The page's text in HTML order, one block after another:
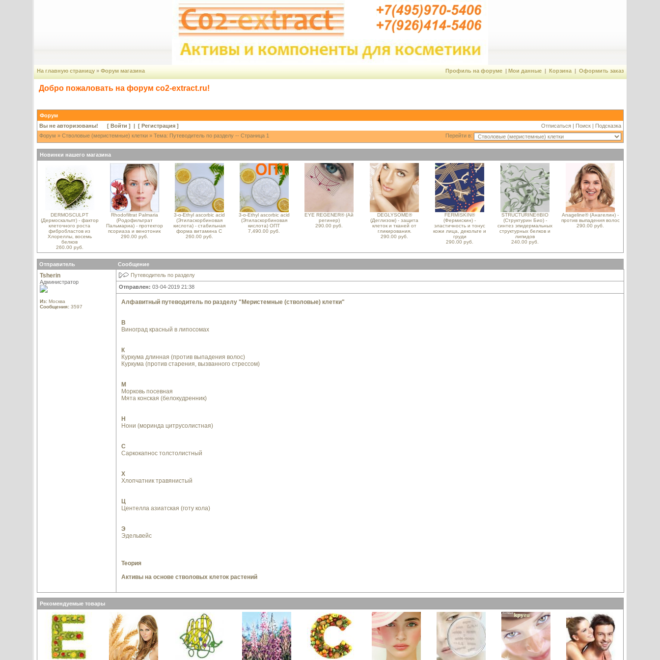
На главную страницу» Форум магазина Профиль на форуме| Мои данные| Корзина| Оформить заказ
Добро пожаловать на форум co2-extract.ru!
Форум
Вы не авторизованы! [ Войти ] | [ Регистрация] Отписаться| Поиск| Подсказка
Форум » Стволовые (меристемные) клетки» Тема: Путеводитель по разделу -- Страница 1 Перейти в:
Новинки нашего магазина
DERMOSCULPT
(Дермоскальпт) - фактор
клеточного роста
фибробластов из
Хлореллы, восемь
белков
260.00 руб.
Rhodofiltrat Palmaria
(Родофильтрат
Пальмариа) - протектор
псориаза и венотоник
290.00 руб.
3-o-Ethyl ascorbic acid
(Этиласкорбиновая
кислота) - стабильная
форма витамина С
260.00 руб.
3-o-Ethyl ascorbic acid
(Этиласкорбиновая
кислота) ОПТ
7,490.00 руб.
EYE REGENER® (Ай
регинер)
290.00 руб.
DEGLYSOME®
(Деглизом) - защита
клеток и тканей от
гликирования.
290.00 руб.
FERMISKIN®
(Фермискин) -
эластичность и тонус
кожи лица, декольте и
груди
290.00 руб.
STRUCTURINE®BIO
(Структурин Био) -
синтез эпидермальных
структурных белков и
липидов
240.00 руб.
Anageline® (Анагелин) -
против выпадения волос
290.00 руб.
Отправитель Сообщение
Tsherin
Администратор
Из:Москва
Сообщения:3597
Путеводитель по разделу
Отправлен: 03-04-2019 21:38
Алфавитный путеводитель по разделу "Меристемные (стволовые) клетки"
В
Виноград красный в липосомах
К
Куркума длинная (против выпадения волос)
Куркума (против старения, вызванного стрессом)
М
Морковь посевная
Мята конская (белокудренник)
Н
Нони (моринда цитрусолистная)
С
Саркокапнос толстолистный
Х
Хлопчатник травянистый
Ц
Центелла азиатская (готу кола)
Э
Эдельвейс
Теория
Активы на основе стволовых клеток растений
Рекомендуемые товары